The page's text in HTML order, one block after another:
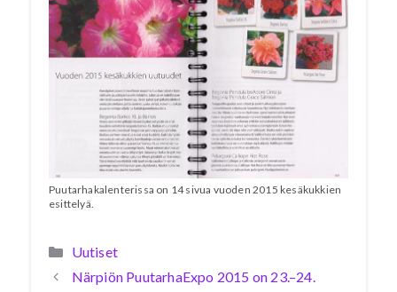
Puutarhakalenterissa on 14 sivua vuoden 2015 kesäkukkien
esittelyä.
Kategoriat
Uutiset
Närpiön PuutarhaExpo 2015 on 23.–24.